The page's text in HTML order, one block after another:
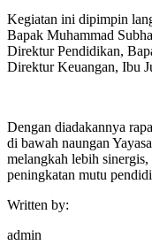
Kegiatan ini dipimpin
Bapak Muhammad
Direktur Pendidikan,
Direktur Keuangan, Ibu
Dengan diadakannya
di bawah naungan
melangkah lebih
peningkatan mutu
Written by:
admin